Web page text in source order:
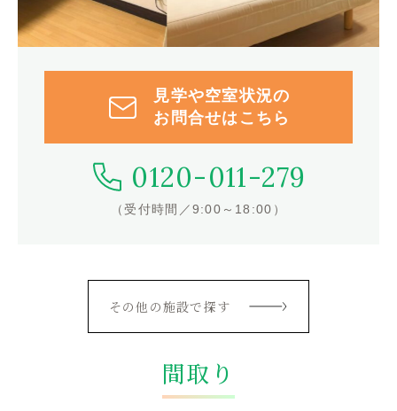
見学や空室状況の
お問合せはこちら
0120-011-279
（受付時間／9:00～18:00）
その他の施設で探す
間取り